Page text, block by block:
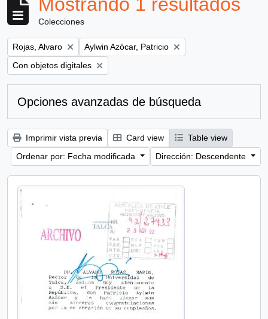
Colecciones
Remove filter:
Rojas, Alvaro Remove filter:
Aylwin Azócar, Patricio
Remove filter:
Con objetos digitales
Opciones avanzadas de búsqueda
Imprimir vista previa Card view
Table view
Ordenar por: Fecha modificada
Dirección: Descendente